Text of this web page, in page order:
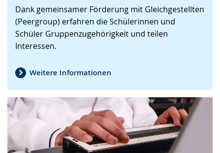
Gebärdensprache
wird
angezeigt.
Dank gemeinsamer Förderung mit Gleichgestellten
(Peergroup) erfahren die Schülerinnen und
Schüler Gruppenzugehörigkeit und teilen
Interessen.
Weitere Informationen